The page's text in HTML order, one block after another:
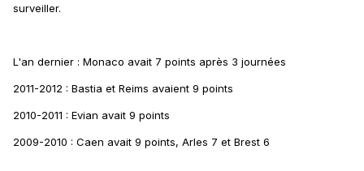
surveiller.
L'an dernier : Monaco avait 7 points après 3 journées
2011-2012 : Bastia et Reims avaient 9 points
2010-2011 : Evian avait 9 points
2009-2010 : Caen avait 9 points, Arles 7 et Brest 6